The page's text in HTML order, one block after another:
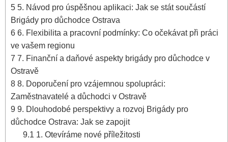
5 5. Návod pro úspěšnou aplikaci: Jak se stát součástí
Brigády pro důchodce Ostrava
6 6. Flexibilita a pracovní podmínky: Co očekávat při práci
ve vašem regionu
7 7. Finanční a daňové aspekty brigády pro důchodce v
Ostravě
8 8. Doporučení pro vzájemnou spolupráci:
Zaměstnavatelé a důchodci v Ostravě
9 9. Dlouhodobé perspektivy a rozvoj Brigády pro
důchodce Ostrava: Jak se zapojit
9.1 1. Otevíráme nové příležitosti